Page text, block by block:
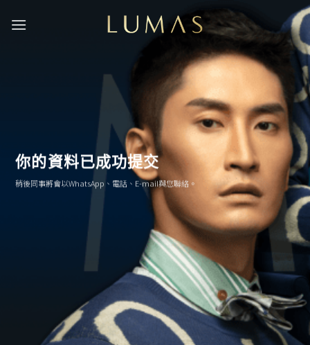
你的資料已成功提交
稍後同事將會以WhatsApp、電話、E-mail與您聯絡。